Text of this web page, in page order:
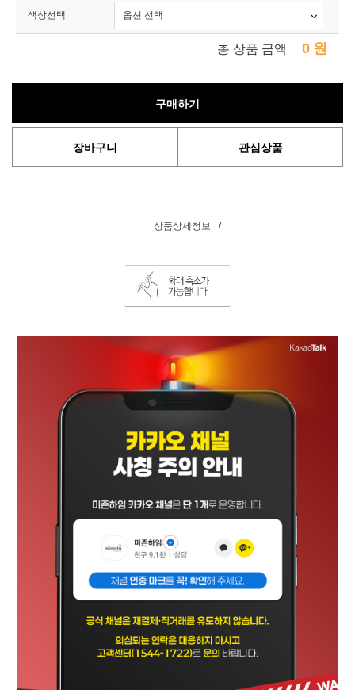
색상선택
총 상품 금액 0 원
구매하기
장바구니 관심상품
상품상세정보